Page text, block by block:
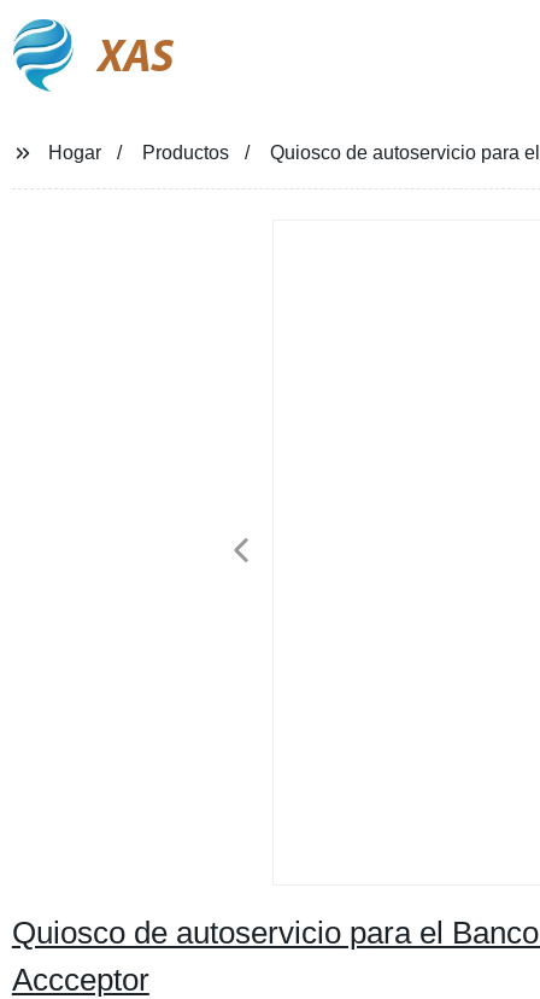
XAS
Hogar Productos Quiosco de autoservicio para
Quiosco de autoservicio para el
Accceptor